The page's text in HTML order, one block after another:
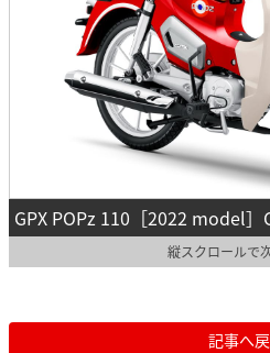
GPX POPz 110［2022 model
縦スクロールで
記事へ